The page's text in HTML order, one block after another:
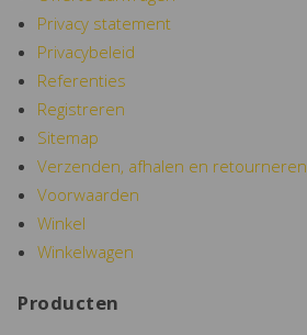
Privacy statement
Privacybeleid
Referenties
Registreren
Sitemap
Verzenden, afhalen en retourneren
Voorwaarden
Winkel
Winkelwagen
Producten